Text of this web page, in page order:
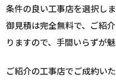
条件の良い工事店を選択し
御見積は完全無料で、ご紹
りますので、手間いらずが魅
ご紹介の工事店でご成約い